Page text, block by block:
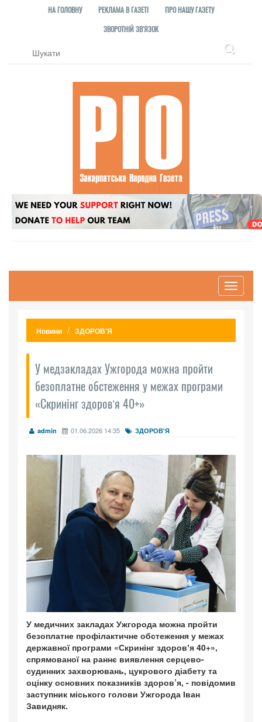
НА ГОЛОВНУ РЕКЛАМА В ГАЗЕТІ
ПРО НАШУ ГАЗЕТУ
ЗВОРОТНІЙ ЗВ'ЯЗОК
Toggle
Новини ЗДОРОВ'Я
У медзакладах Ужгорода можна пройти
безоплатне обстеження у межах програми
«Скринінг здоровʼя 40+»
admin 01.06.2026 14:35 ЗДОРОВ'Я
У медичних закладах Ужгорода можна пройти
безоплатне профілактичне обстеження у межах
державної програми «Скринінг здоровʼя 40+»,
спрямованої на раннє виявлення серцево-
судинних захворювань, цукрового діабету та
оцінку основних показників здоров’я, - повідомив
заступник міського голови Ужгорода Іван
Завидняк.